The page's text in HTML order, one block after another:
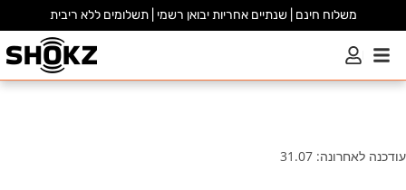
משלוח חינם | שנתיים אחריות יבואן רשמי | תשלומים ללא ריבית
עודכנה לאחרונה: 31.07